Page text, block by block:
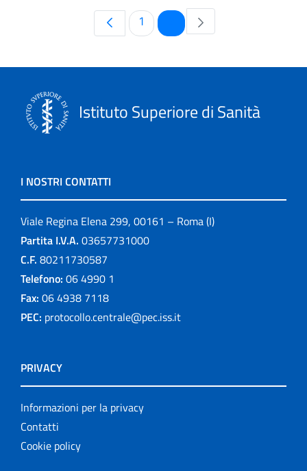
Pagina
1 Pagina
Istituto Superiore di Sanità
I NOSTRI CONTATTI
Viale Regina Elena 299, 00161 – Roma (I)
Partita I.V.A. 03657731000
C.F. 80211730587
Telefono: 06 4990 1
Fax: 06 4938 7118
PEC: protocollo.centrale@pec.iss.it
PRIVACY
Informazioni per la privacy
Contatti
Cookie policy